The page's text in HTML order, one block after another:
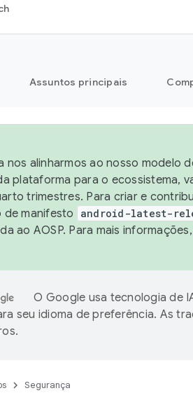
Assuntos principais
nos alinharmos ao nosso modelo
plataforma para o ecossistema,
trimestres. Para criar e
de manifesto
android-latest-
ao AOSP. Para mais
O Google usa tecnologia de
seu idioma de preferência. As
Segurança